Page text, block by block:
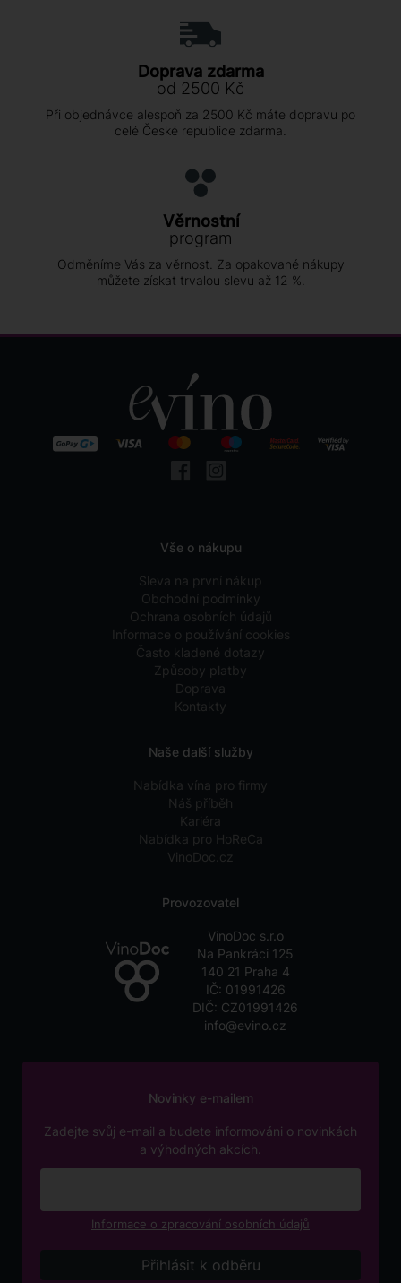
Doprava zdarma
od 2500 Kč
Při objednávce alespoň za 2500 Kč máte dopravu po
celé České republice zdarma.
Věrnostní
program
Odměníme Vás za věrnost. Za opakované nákupy
můžete získat trvalou slevu až 12 %.
Vše o nákupu
Sleva na první nákup
Obchodní podmínky
Ochrana osobních údajů
Informace o používání cookies
Často kladené dotazy
Způsoby platby
Doprava
Kontakty
Naše další služby
Nabídka vína pro firmy
Náš příběh
Kariéra
Nabídka pro HoReCa
VinoDoc.cz
Provozovatel
VinoDoc s.r.o
Na Pankráci 125
140 21 Praha 4
IČ: 01991426
DIČ: CZ01991426
info@evino.cz
Novinky e-mailem
Zadejte svůj e-mail a budete informováni o novinkách
a výhodných akcích.
Informace o zpracování osobních údajů